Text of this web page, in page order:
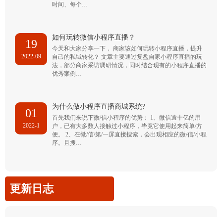
时间、每个…
19
2022-09
如何玩转微信小程序直播？
今天和大家分享一下， 商家该如何玩转小程序直播，提升
自己的私域转化？ 文章主要通过复盘自家小程序直播的玩
法，部分商家采访调研情况，同时结合现有的小程序直播的
优秀案例…
01
2022-1
为什么做小程序直播商城系统?
首先我们来说下微/信小程序的优势： 1、微信逾十亿的用
户，已有大多数人接触过小程序，毕竟它使用起来简单/方
便。 2、在微/信/第/一屏直接搜索，会出现相应的微/信/小程
序。且搜…
更新日志